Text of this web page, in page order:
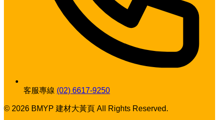
客服專線 (02) 6617-9250
© 2026 BMYP 建材大黃頁 All Rights Reserved.